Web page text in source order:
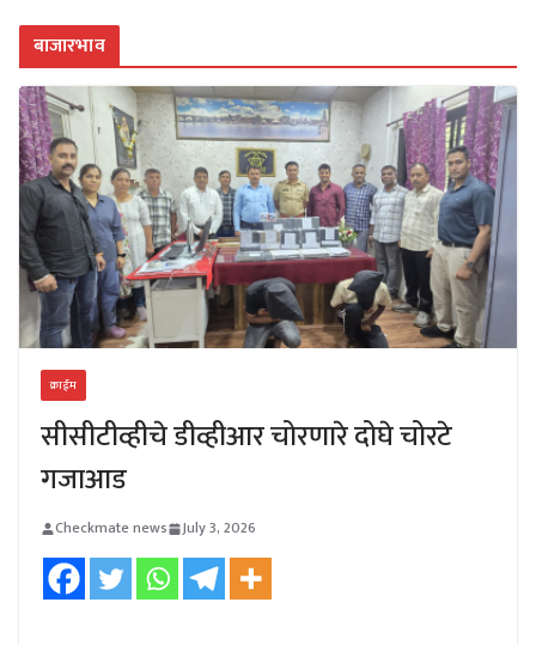
बाजारभाव
क्राईम
सीसीटीव्हीचे डीव्हीआर चोरणारे दोघे चोरटे
गजाआड
Checkmate news July 3, 2026